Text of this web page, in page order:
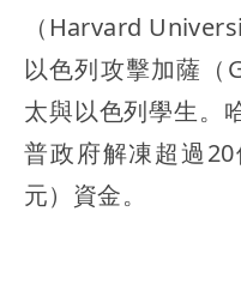
（Harvard
以色列攻擊加薩（
太與以色列學生。
普政府解凍超過
元）資金。